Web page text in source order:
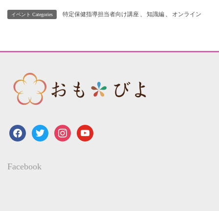
イベント Categories 特定保健指導担当者向け講座 、 知識編 、 オンライン
facebooktwitter instagramyoutube
Facebook